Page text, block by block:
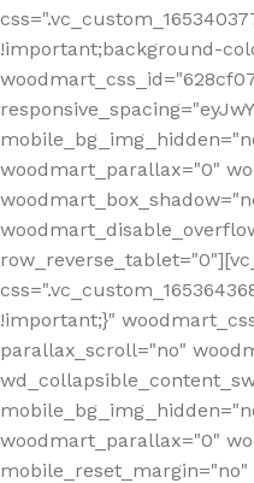
!important;background-
woodmart_parallax="0"
!important;}"
parallax_scroll="no"
woodmart_parallax="0"